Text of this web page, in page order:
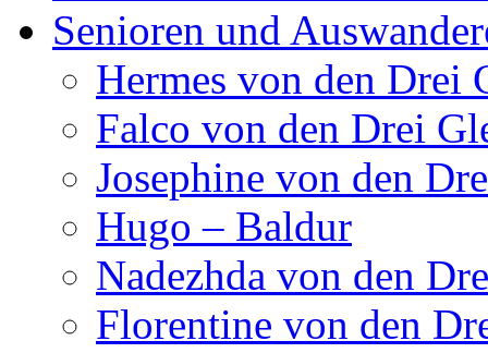
Senioren und
Hermes von den Drei
Falco von den Drei
Josephine von den
Hugo – Baldur
Nadezhda von den
Florentine von den